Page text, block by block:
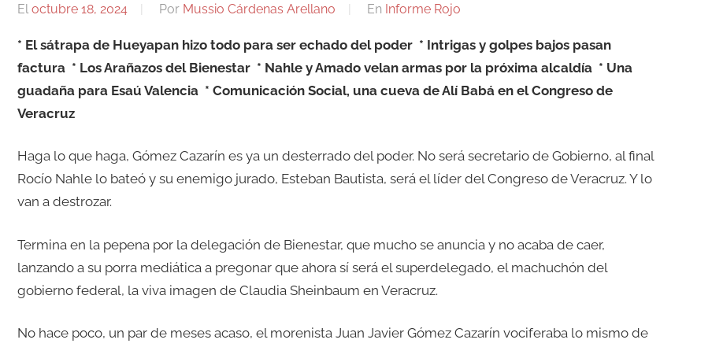
Eloctubre 18, 2024 Por Mussio Cárdenas Arellano En Informe Rojo
* El sátrapa de Hueyapan hizo todo para ser echado del poder * Intrigas y golpes bajos pasan
factura * Los Arañazos del Bienestar * Nahle y Amado velan armas por la próxima alcaldía * Una
guadaña para Esaú Valencia * Comunicación Social, una cueva de Alí Babá en el Congreso de
Veracruz
Haga lo que haga, Gómez Cazarín es ya un desterrado del poder. No será secretario de Gobierno, al final
Rocío Nahle lo bateó y su enemigo jurado, Esteban Bautista, será el líder del Congreso de Veracruz. Y lo
van a destrozar.
Termina en la pepena por la delegación de Bienestar, que mucho se anuncia y no acaba de caer,
lanzando a su porra mediática a pregonar que ahora sí será el superdelegado, el machuchón del
gobierno federal, la viva imagen de Claudia Sheinbaum en Veracruz.
No hace poco, un par de meses acaso, el morenista Juan Javier Gómez Cazarín vociferaba lo mismo de